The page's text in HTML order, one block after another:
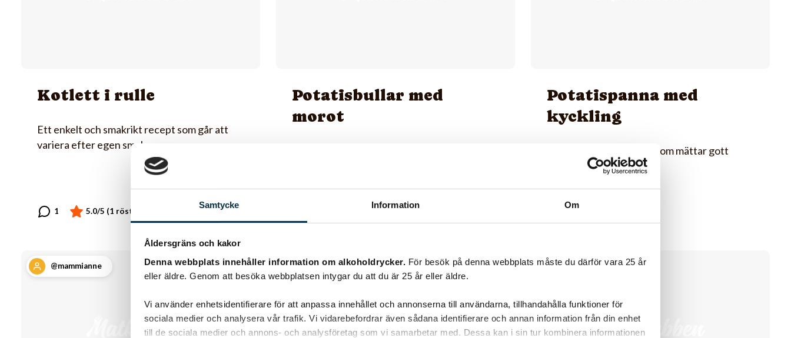
Samtycke Information Om
Åldersgräns och kakor
Denna webbplats innehåller information om alkoholdrycker. För besök på denna webbplats måste du därför vara 25 år
eller äldre. Genom att besöka webbplatsen intygar du att du är 25 år eller äldre.
Vi använder enhetsidentifierare för att anpassa innehållet och annonserna till användarna, tillhandahålla funktioner för
sociala medier och analysera vår trafik. Vi vidarebefordrar även sådana identifierare och annan information från din enhet
till de sociala medier och annons- och analysföretag som vi samarbetar med. Dessa kan i sin tur kombinera informationen
Kotlett i rulle
Ett enkelt och smakrikt recept som går att
variera efter egen smak
Potatisbullar med
morot
Potatispanna med
kyckling
En snabb och enkel rätt som mättar gott
@mammianne @mammianne @mammianne